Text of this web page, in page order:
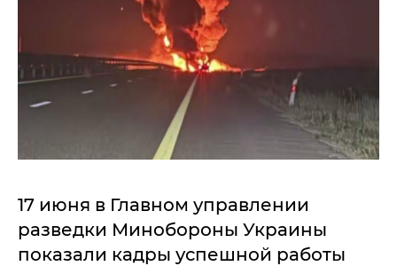
17 июня в Главном управлении
разведки Минобороны Украины
показали кадры успешной работы